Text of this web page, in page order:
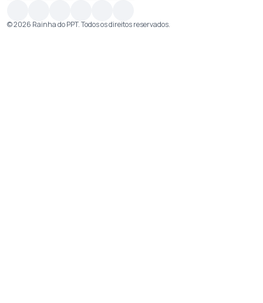
© 2026 Rainha do PPT. Todos os direitos reservados.